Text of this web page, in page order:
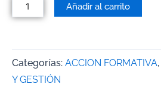
Añadir al carrito
Categorías: ACCION FORMATIVA,
Y GESTIÓN